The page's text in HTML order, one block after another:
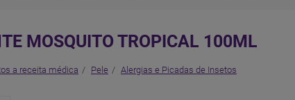
MOSQUITO TROPICAL 100ML
a receita médica Pele Alergias e Picadas de Insetos